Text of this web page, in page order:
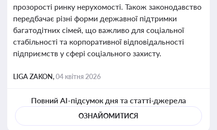
прозорості ринку нерухомості. Також законодавство
передбачає різні форми державної підтримки
багатодітних сімей, що важливо для соціальної
стабільності та корпоративної відповідальності
підприємств у сфері соціального захисту.
LIGA ZAKON,04 квітня 2026
Повний AI-підсумок дня та статті-джерела
ОЗНАЙОМИТИСЯ